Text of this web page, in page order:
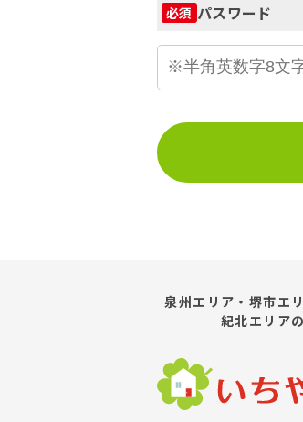
必須 パスワード
泉州エリア・堺市エ
紀北エリア